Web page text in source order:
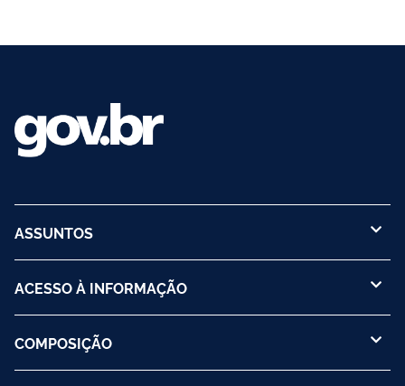
ASSUNTOS
ACESSO À INFORMAÇÃO
COMPOSIÇÃO